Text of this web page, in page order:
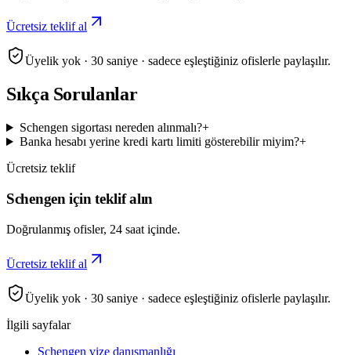
Ücretsiz teklif al
Üyelik yok · 30 saniye · sadece eşleştiğiniz ofislerle paylaşılır.
Sıkça Sorulanlar
Schengen sigortası nereden alınmalı?+
Banka hesabı yerine kredi kartı limiti gösterebilir miyim?+
Ücretsiz teklif
Schengen için teklif alın
Doğrulanmış ofisler, 24 saat içinde.
Ücretsiz teklif al
Üyelik yok · 30 saniye · sadece eşleştiğiniz ofislerle paylaşılır.
İlgili sayfalar
Schengen vize danışmanlığı